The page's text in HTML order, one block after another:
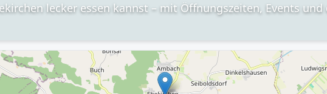
lecker essen kannst – mit Öffnungszeiten, Events